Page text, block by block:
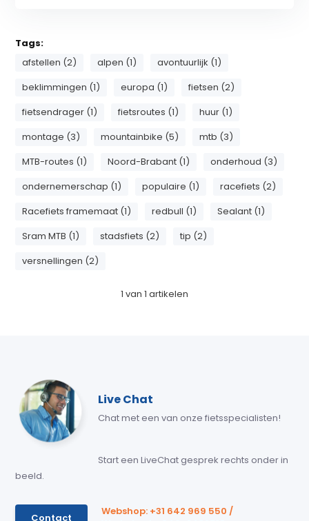
Tags:
afstellen (2)
alpen (1)
avontuurlijk (1)
beklimmingen (1)
europa (1)
fietsen (2)
fietsendrager (1)
fietsroutes (1)
huur (1)
montage (3)
mountainbike (5)
mtb (3)
MTB-routes (1)
Noord-Brabant (1)
onderhoud (3)
ondernemerschap (1)
populaire (1)
racefiets (2)
Racefiets framemaat (1)
redbull (1)
Sealant (1)
Sram MTB (1)
stadsfiets (2)
tip (2)
versnellingen (2)
1 van 1 artikelen
Live Chat
Chat met een van onze fietsspecialisten!
Start een LiveChat gesprek rechts onder in
beeld.
Contact
Webshop: +31 642 969 550 /